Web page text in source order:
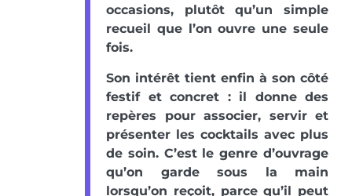
occasions, plutôt qu’un simple
recueil que l’on ouvre une seule
fois.
Son intérêt tient enfin à son côté
festif et concret : il donne des
repères pour associer, servir et
présenter les cocktails avec plus
de soin. C’est le genre d’ouvrage
qu’on garde sous la main
lorsqu’on reçoit, parce qu’il peut